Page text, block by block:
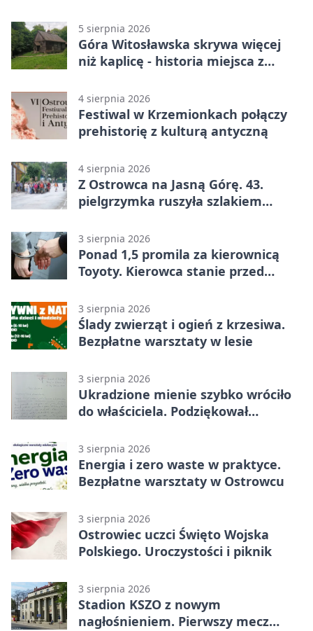
5 sierpnia 2026
Góra Witosławska skrywa więcej
niż kaplicę - historia miejsca z
4 sierpnia 2026
Festiwal w Krzemionkach połączy
prehistorię z kulturą antyczną
4 sierpnia 2026
Z Ostrowca na Jasną Górę. 43.
pielgrzymka ruszyła szlakiem
3 sierpnia 2026
Ponad 1,5 promila za kierownicą
Toyoty. Kierowca stanie przed
3 sierpnia 2026
Ślady zwierząt i ogień z krzesiwa.
Bezpłatne warsztaty w lesie
3 sierpnia 2026
Ukradzione mienie szybko wróciło
do właściciela. Podziękował
3 sierpnia 2026
Energia i zero waste w praktyce.
Bezpłatne warsztaty w Ostrowcu
3 sierpnia 2026
Ostrowiec uczci Święto Wojska
Polskiego. Uroczystości i piknik
3 sierpnia 2026
Stadion KSZO z nowym
nagłośnieniem. Pierwszy mecz